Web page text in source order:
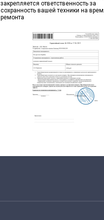
закрепляется ответственность за
сохранность вашей техники на
ремонта